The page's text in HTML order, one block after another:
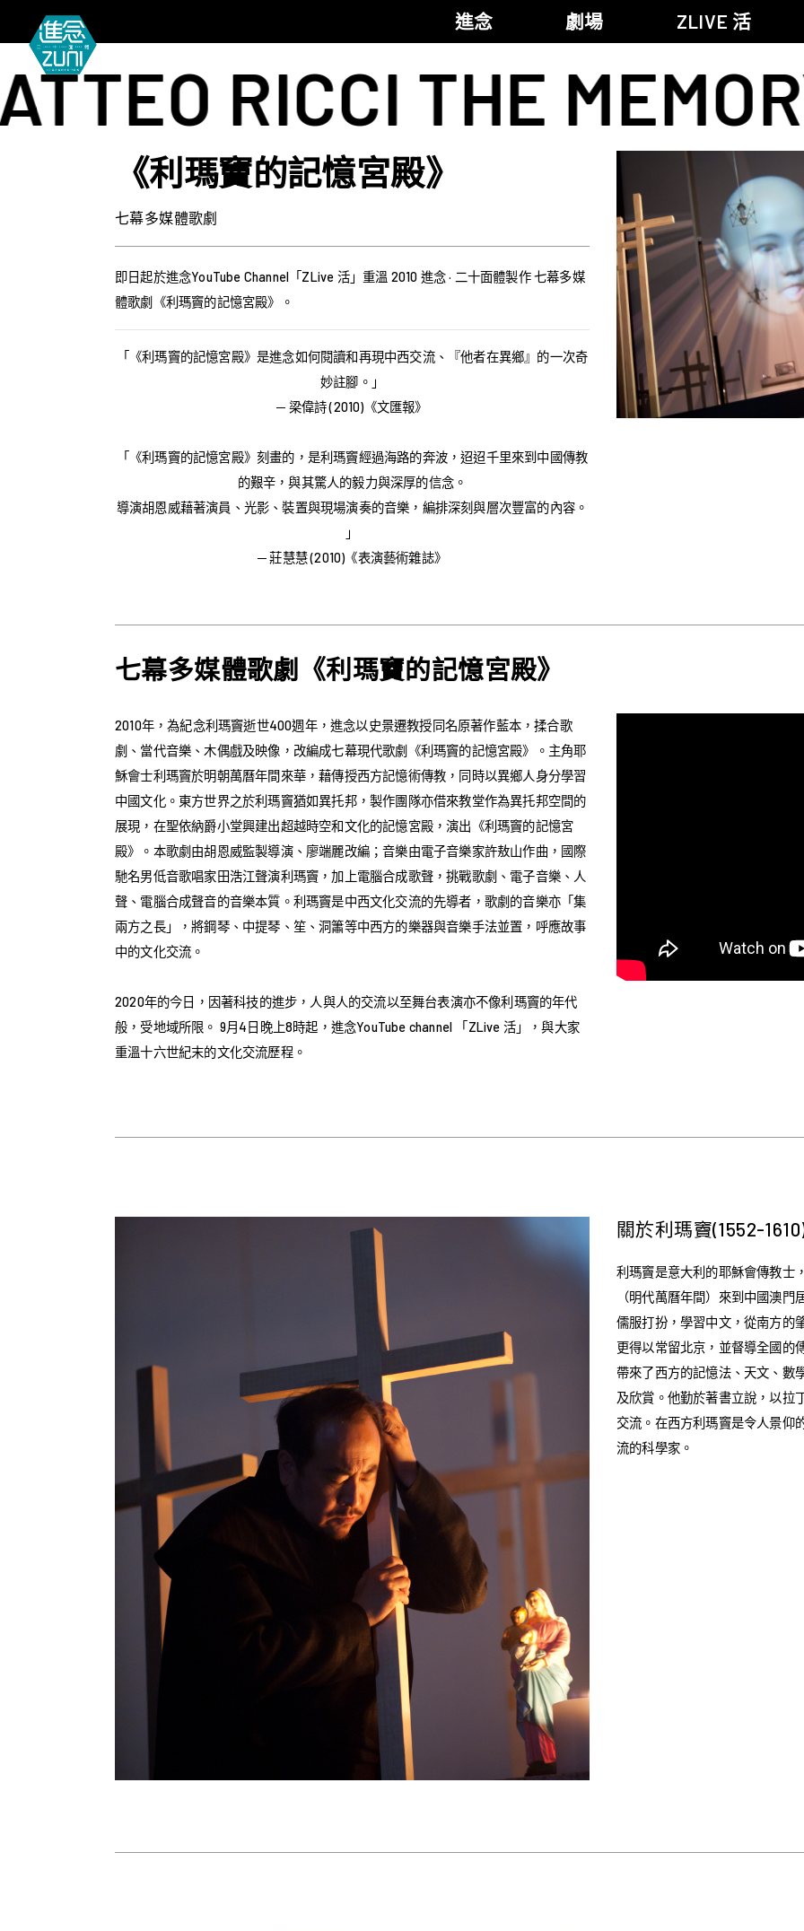
進念
關於進念
支持我們
進念實驗劇場文獻庫
劇場
《筆墨大冒險》
《五行中西》
KJ 黃家正鋼琴獨奏會《五行》
《萬曆十五年》
《麥克白夫人～詩》
《13．67》2.1
《諸神會藝術節》暨《榮念曾青年藝術學堂 2026》
《戲曲金庸．笑傲江湖》廣州巡演 2026
ZLIVE 活
RICCI THE MEMORY
《利瑪竇的記憶宮殿》
七幕多媒體歌劇
即日起於進念YouTube Channel「ZLive 活」重溫 2010 進念 · 二十面體製作 七幕多媒
體歌劇《利瑪竇的記憶宮殿》。
「《利瑪竇的記憶宮殿》是進念如何閱讀和再現中西交流、『他者在異鄉』的一次奇
妙註腳。」
─ 梁偉詩 (2010)《文匯報》
「《利瑪竇的記憶宮殿》刻畫的，是利瑪竇經過海路的奔波，迢迢千里來到中國傳教
的艱辛，與其驚人的毅力與深厚的信念。
導演胡恩威藉著演員、光影、裝置與現場演奏的音樂，編排深刻與層次豐富的內容。
」
─ 莊慧慧 (2010)《表演藝術雜誌》
七幕多媒體歌劇《利瑪竇的記憶宮殿》
2010年，為紀念利瑪竇逝世400週年，進念以史景遷教授同名原著作藍本，揉合歌
劇、當代音樂、木偶戲及映像，改編成七幕現代歌劇《利瑪竇的記憶宮殿》。主角耶
穌會士利瑪竇於明朝萬曆年間來華，藉傳授西方記憶術傳教，同時以異鄉人身分學習
中國文化。東方世界之於利瑪竇猶如異托邦，製作團隊亦借來教堂作為異托邦空間的
展現，在聖依納爵小堂興建出超越時空和文化的記憶宮殿，演出《利瑪竇的記憶宮
殿》。本歌劇由胡恩威監製導演、廖端麗改編；音樂由電子音樂家許敖山作曲，國際
馳名男低音歌唱家田浩江聲演利瑪竇，加上電腦合成歌聲，挑戰歌劇、電子音樂、人
聲、電腦合成聲音的音樂本質。利瑪竇是中西文化交流的先導者，歌劇的音樂亦「集
兩方之長」，將鋼琴、中提琴、笙、洞簫等中西方的樂器與音樂手法並置，呼應故事
中的文化交流。
2020年的今日，因著科技的進步，人與人的交流以至舞台表演亦不像利瑪竇的年代
般，受地域所限。 9月4日晚上8時起，進念YouTube channel 「ZLive 活」，與大家
重溫十六世紀末的文化交流歷程。
關於利瑪竇(1552-
利瑪竇是意大利的耶穌會傳教士
（明代萬曆年間）來到中國澳
儒服打扮，學習中文，從南方的
更得以常留北京，並督導全國的
帶來了西方的記憶法、天文、數
及欣賞。他勤於著書立說，以拉
交流。在西方利瑪竇是令人景仰
流的科學家。